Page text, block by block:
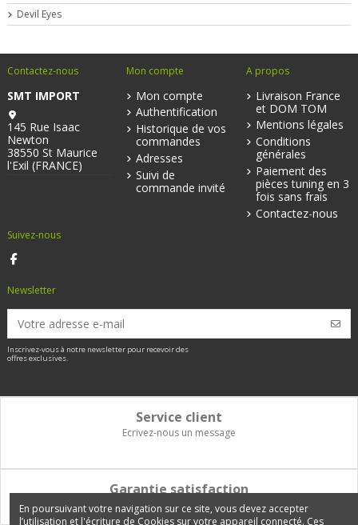
Devil Eyes
Contactez-nous
SMT IMPORT
145 Rue Isaac
Newton
38550 St Maurice
l'Exil (FRANCE)
Mon compte
Mon compte
Authentification
Historique de vos
commandes
Adresses
Suivi de
commande invité
A propos
Livraison France
et DOM TOM
Mentions légales
Conditions
générales
Paiement des
pièces tuning en 3
fois sans frais
Contactez-nous
Suivez-nous
Newsletter
Inscrivez-vous à notre newsletter pour recevoir des
offres exclusives.
Service client
Ecrivez-nous un message
Garantie satisfaction
Vous disposez de 14 jours pour changer d'avis et être remboursé
En poursuivant votre navigation sur ce site, vous devez accepter
l’utilisation et l'écriture de Cookies sur votre appareil connecté. Ces